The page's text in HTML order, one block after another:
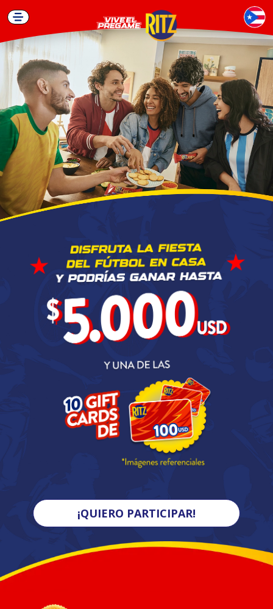
¡QUIERO PARTICIPAR!